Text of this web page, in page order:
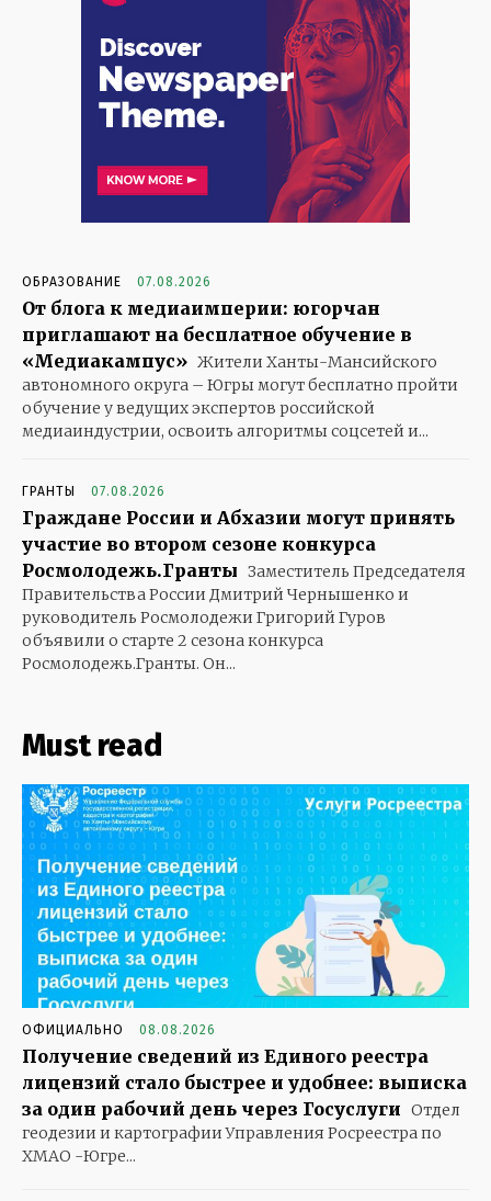
ОБРАЗОВАНИЕ 07.08.2026
От блога к медиаимперии: югорчан
приглашают на бесплатное обучение в
«Медиакампус» Жители Ханты-Мансийского
автономного округа – Югры могут бесплатно пройти
обучение у ведущих экспертов российской
медиаиндустрии, освоить алгоритмы соцсетей и...
ГРАНТЫ 07.08.2026
Граждане России и Абхазии могут принять
участие во втором сезоне конкурса
Росмолодежь.Гранты Заместитель Председателя
Правительства России Дмитрий Чернышенко и
руководитель Росмолодежи Григорий Гуров
объявили о старте 2 сезона конкурса
Росмолодежь.Гранты. Он...
Must read
ОФИЦИАЛЬНО 08.08.2026
Получение сведений из Единого реестра
лицензий стало быстрее и удобнее: выписка
за один рабочий день через Госуслуги Отдел
геодезии и картографии Управления Росреестра по
ХМАО -Югре...